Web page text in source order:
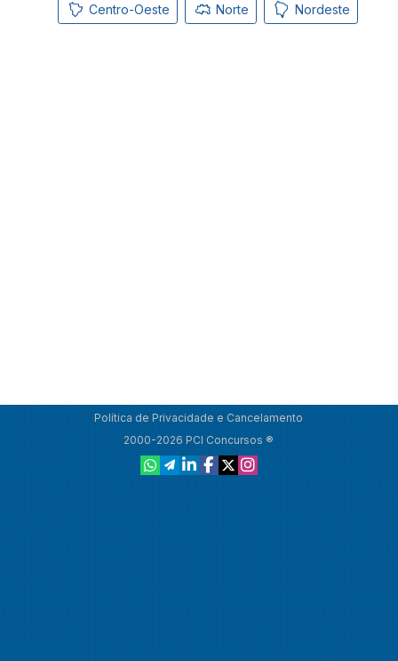
Centro-Oeste Norte Nordeste
Política de Privacidade e Cancelamento
2000-2026 PCI Concursos ®